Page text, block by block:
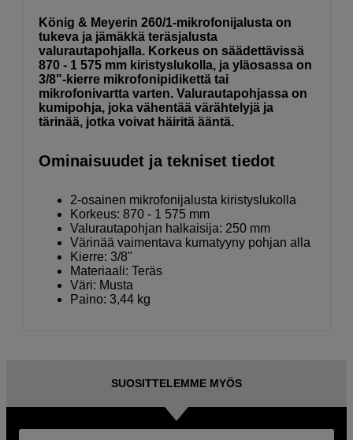
König & Meyerin 260/1-mikrofonijalusta on
tukeva ja jämäkkä teräsjalusta
valurautapohjalla. Korkeus on säädettävissä
870 - 1 575 mm kiristyslukolla, ja yläosassa on
3/8"-kierre mikrofonipidikettä tai
mikrofonivartta varten. Valurautapohjassa on
kumipohja, joka vähentää värähtelyjä ja
tärinää, jotka voivat häiritä ääntä.
Ominaisuudet ja tekniset tiedot
2-osainen mikrofonijalusta kiristyslukolla
Korkeus: 870 - 1 575 mm
Valurautapohjan halkaisija: 250 mm
Värinää vaimentava kumatyyny pohjan alla
Kierre: 3/8"
Materiaali: Teräs
Väri: Musta
Paino: 3,44 kg
SUOSITTELEMME MYÖS